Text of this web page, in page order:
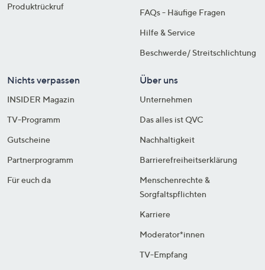
Produktrückruf
FAQs - Häufige Fragen
Hilfe & Service
Beschwerde/ Streitschlichtung
Nichts verpassen
INSIDER Magazin
TV-Programm
Gutscheine
Partnerprogramm
Für euch da
Über uns
Unternehmen
Das alles ist QVC
Nachhaltigkeit
Barrierefreiheitserklärung
Menschenrechte &
Sorgfaltspflichten
Karriere
Moderator*innen
TV-Empfang